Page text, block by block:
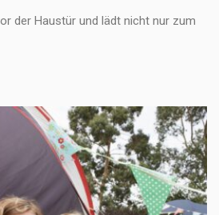
der Haustür und lädt nicht nur zum